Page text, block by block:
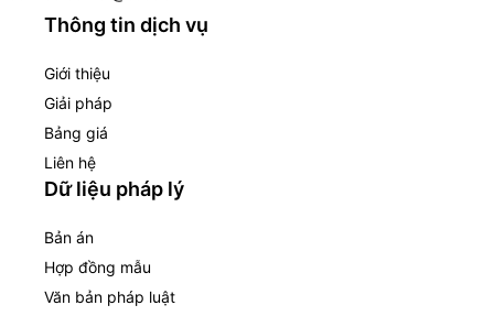
Thông tin dịch vụ
Giới thiệu
Giải pháp
Bảng giá
Liên hệ
Dữ liệu pháp lý
Bản án
Hợp đồng mẫu
Văn bản pháp luật